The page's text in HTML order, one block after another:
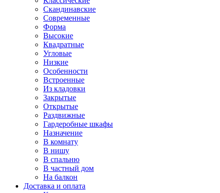
Скандинавские
Современные
Форма
Высокие
Квадратные
Угловые
Низкие
Особенности
Встроенные
Из кладовки
Закрытые
Открытые
Раздвижные
Гардеробные шкафы
Назначение
В комнату
В нишу
В спальню
В частный дом
На балкон
Доставка и оплата